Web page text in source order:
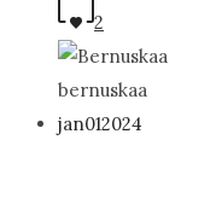
2
bernuskaa
jan012024